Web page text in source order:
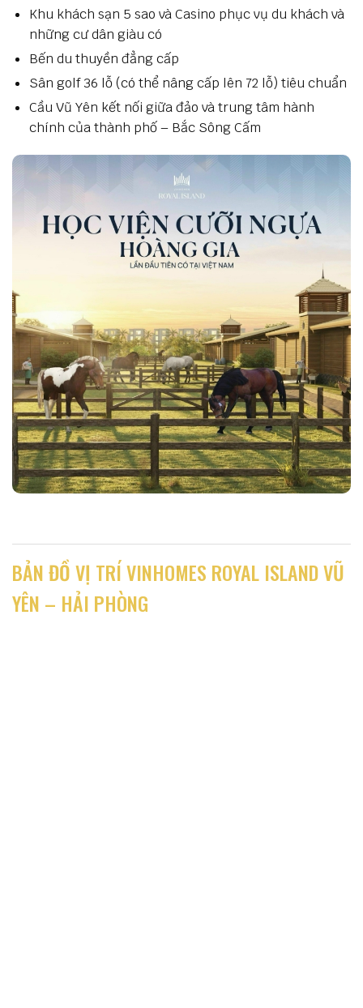
Khu khách sạn 5 sao và Casino phục vụ du khách và
những cư dân giàu có
Bến du thuyền đẳng cấp
Sân golf 36 lỗ (có thể nâng cấp lên 72 lỗ) tiêu chuẩn
Cầu Vũ Yên kết nối giữa đảo và trung tâm hành
chính của thành phố – Bắc Sông Cấm
BẢN ĐỒ VỊ TRÍ VINHOMES ROYAL ISLAND VŨ
YÊN – HẢI PHÒNG